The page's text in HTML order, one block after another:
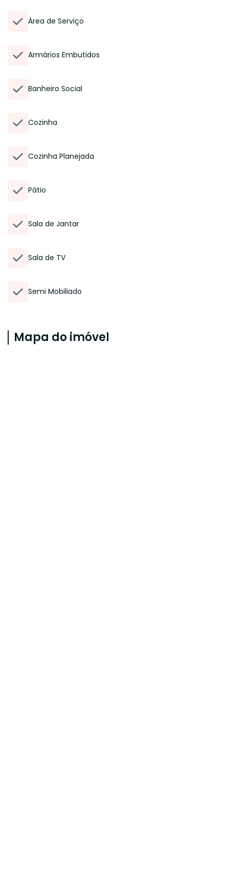
Área de Serviço
Armários Embutidos
Banheiro Social
Cozinha
Cozinha Planejada
Pátio
Sala de Jantar
Sala de TV
Semi Mobiliado
Mapa do imóvel